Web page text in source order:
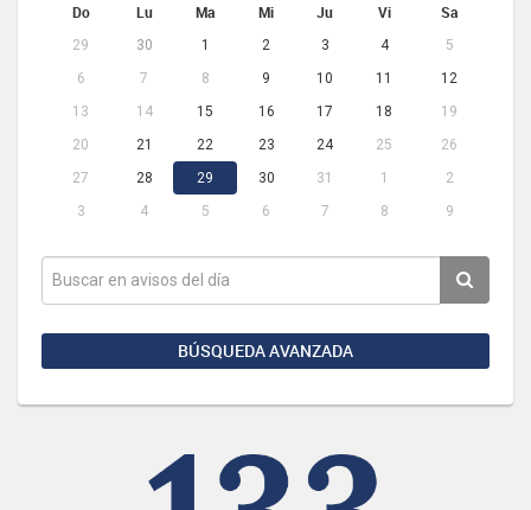
Do Lu Ma Mi Ju Vi Sa
29 30 1 2 3 4
5
6
7 8 9 10 11
12
13
14 15 16 17 18
19
20
21 22 23 24 25
26
27
28 29 30 31 1
2
3
4 5 6 7 8 9
BÚSQUEDA AVANZADA